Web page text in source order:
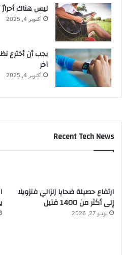
ليس هناك أحرارٌ
أكتوبر 4, 2025
يجب أن أخترع
آخر
أكتوبر 4, 2025
Recent Tech News
ارتفاع حصيلة ضحايا زلزالي فنزويلا
إلى أكثر من 1400 قتيل
يونيو 27, 2026